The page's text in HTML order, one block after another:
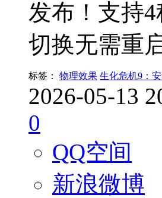
发布！支持
切换无需重
标签： 物理效果 生化危机9：
2026-05-13
0
QQ空间
新浪微博